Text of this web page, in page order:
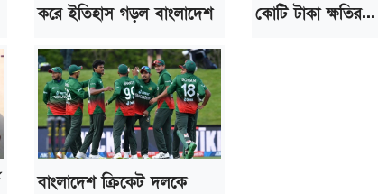
করে ইতিহাস গড়ল বাংলাদেশ
কোটি টাকা ক্ষতির...
বাংলাদেশ ক্রিকেট দলকে